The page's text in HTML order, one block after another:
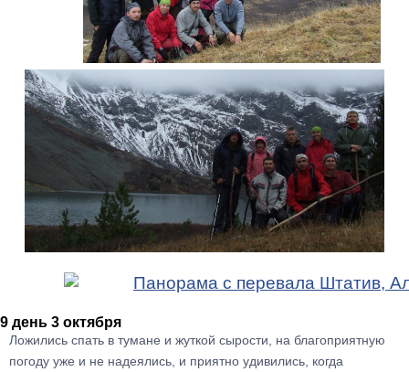
9 день 3 октября
Ложились спать в тумане и жуткой сырости, на благоприятную
погоду уже и не надеялись, и приятно удивились, когда